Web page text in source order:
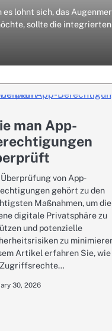
lohnt sich, das
sollte die
man App-
von App-
gehört zu den
Maßnahmen, um die
digitale Privatsphäre zu
und potenzielle
zu
Artikel erfahren Sie,
30, 2026